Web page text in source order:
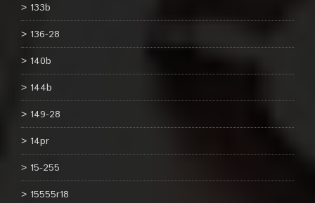
133b
136-28
140b
144b
149-28
14pr
15-255
15555r18